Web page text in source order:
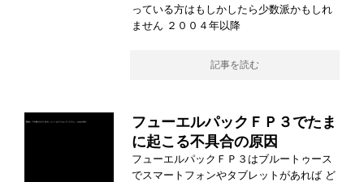
っている方はもしかしたら少数派かもしれ
ません ２００４年以降
記事を読む
フューエルパックＦＰ３でたま
に起こる不具合の原因
フューエルパックＦＰ３はブルートゥース
でスマートフォンやタブレットがあれば ど